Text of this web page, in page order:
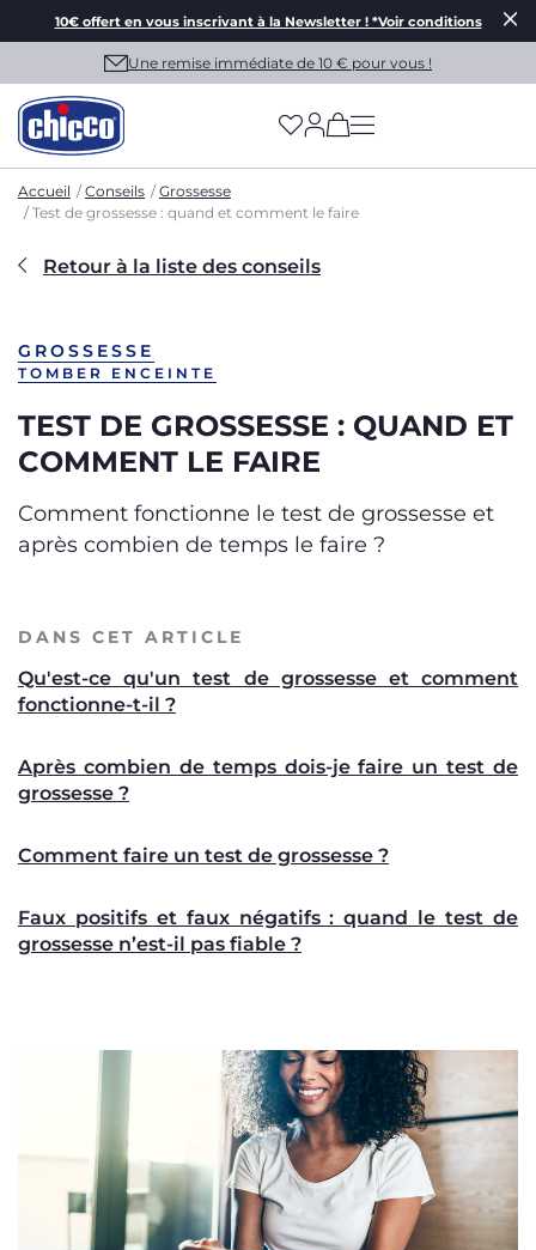
10€ offert en vous inscrivant à la Newsletter ! *Voir conditions
Une remise immédiate de 10 € pour vous !
(has more options
Accueil Conseils
Grossesse
Test de grossesse : quand et comment le faire
Retour à la liste des conseils
GROSSESSE
TOMBER ENCEINTE
TEST DE GROSSESSE : QUAND ET
COMMENT LE FAIRE
Comment fonctionne le test de grossesse et
après combien de temps le faire ?
DANS CET ARTICLE
Qu'est-ce qu'un test de grossesse et comment
fonctionne-t-il ?
Après combien de temps dois-je faire un test de
grossesse ?
Comment faire un test de grossesse ?
Faux positifs et faux négatifs : quand le test de
grossesse n’est-il pas fiable ?